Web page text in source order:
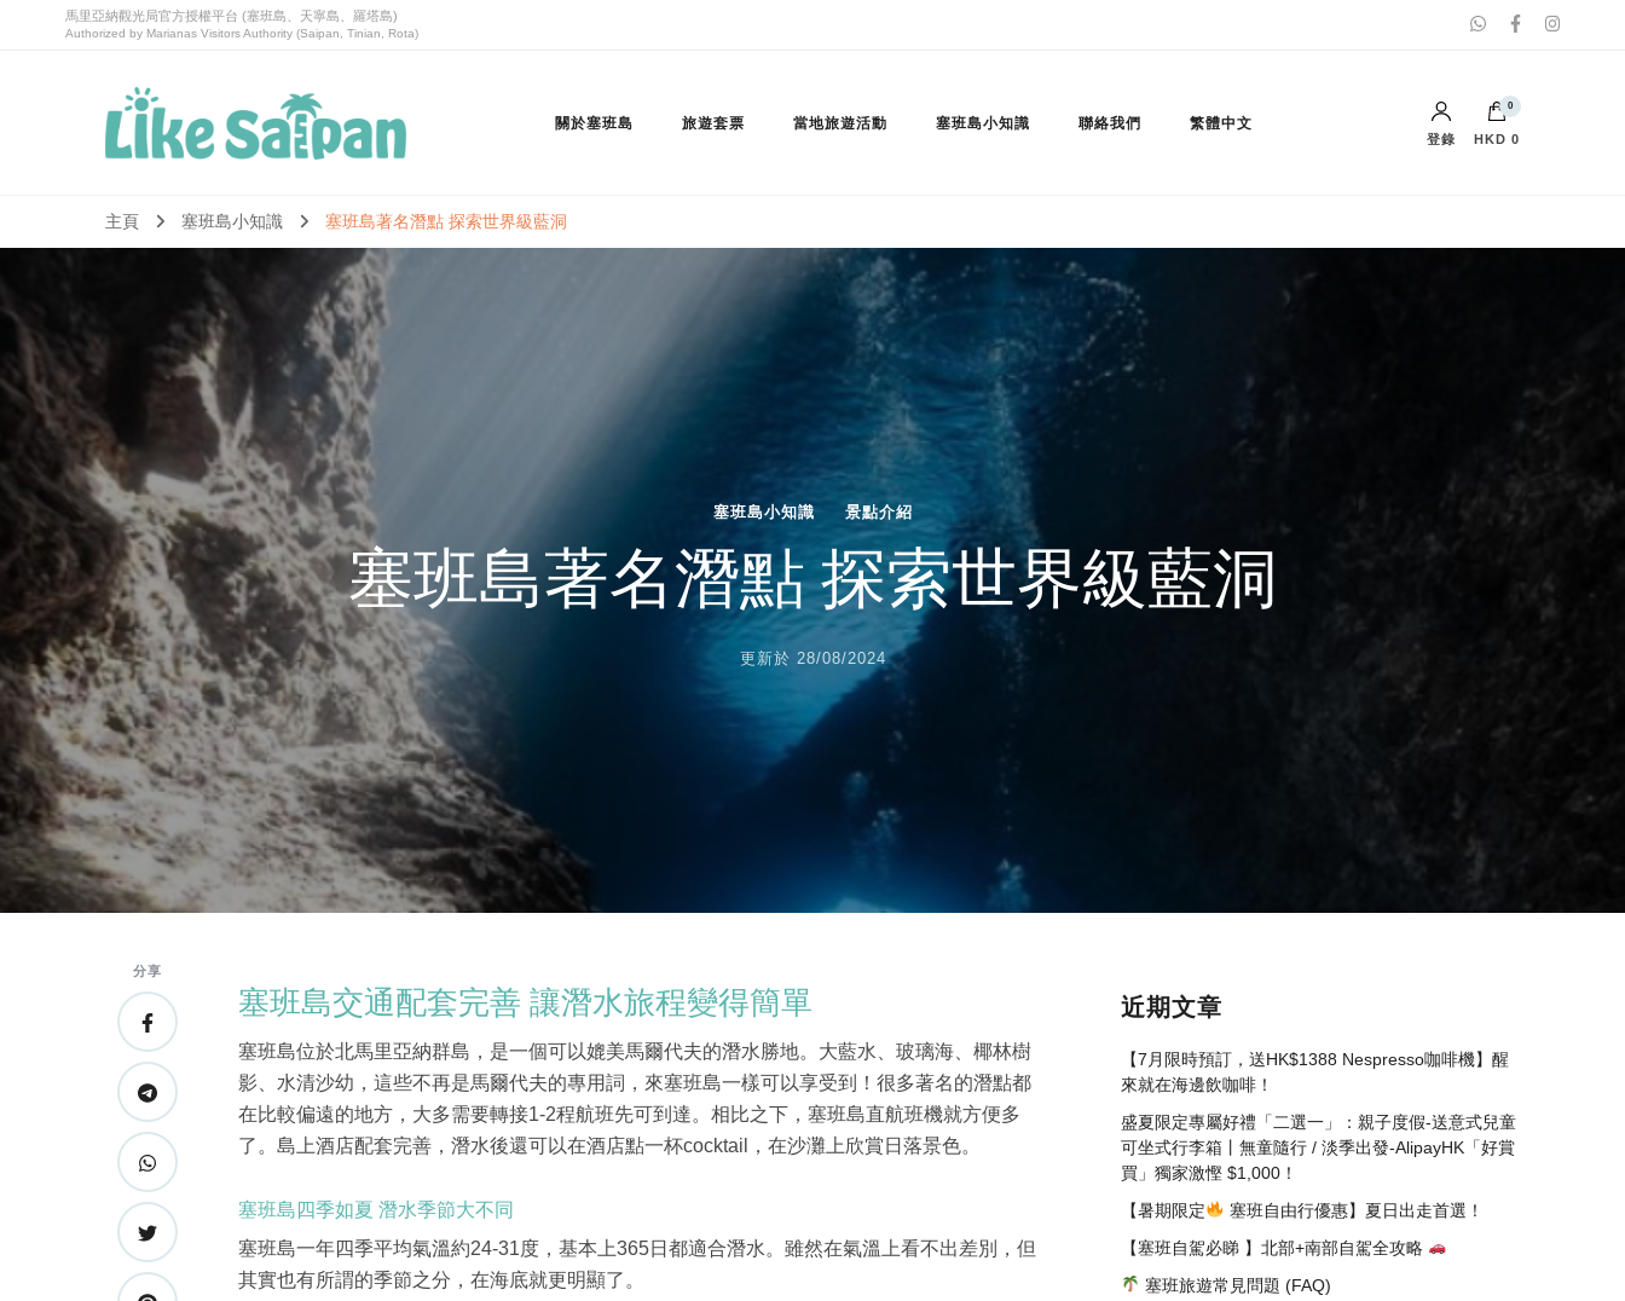
喜愛塞班Like Saipan
喜愛塞班Like Saipan｜塞班島旅遊｜塞班島自由行套票
關於塞班島 旅遊套票 當地旅遊活動 塞班島小知識 聯絡我們 繁體中文
登錄
0
HKD 0
主頁
塞班島小知識 塞班島著名潛點 探索世界級藍洞
塞班島小知識 景點介紹
塞班島著名潛點 探索世界級藍洞
更新於 28/08/2024
分享
塞班島交通配套完善 讓潛水旅程變得簡單
塞班島位於北馬里亞納群島，是一個可以媲美馬爾代夫的潛水勝地。大藍水、玻璃海、椰林樹
影、水清沙幼，這些不再是馬爾代夫的專用詞，來塞班島一樣可以享受到！ 很多著名的潛點都
在比較偏遠的地方，大多需要轉接1-2程航班先可到達。相比之下，塞班島直航班機就方便多
了。島上酒店配套完善，潛水後還可以在酒店點一杯cocktail，在沙灘上欣賞日落景色。
塞班島四季如夏 潛水季節大不同
塞班島一年四季平均氣溫約24-31度，基本上365日都適合潛水。雖然在氣溫上看不出差別，但
其實也有所謂的季節之分，在海底就更明顯了。
近期文章
【7月限時預訂，送HK$1388 Nespresso咖啡機】醒
來就在海邊飲咖啡！
盛夏限定專屬好禮「二選一」：親子度假-送意式兒童
可坐式行李箱丨無童隨行 / 淡季出發-AlipayHK「好賞
買」獨家激慳 $1,000！
【暑期限定
塞班自由行優惠】夏日出走首選！
【塞班自駕必睇 】北部+南部自駕全攻略
塞班旅遊常見問題 (FAQ)